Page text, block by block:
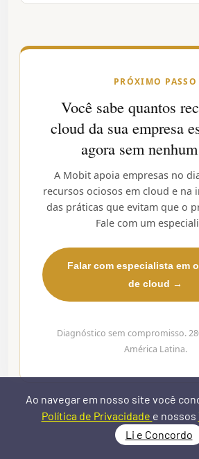
Ao navegar em nosso site você
Política de Privacidade e nossos
Li e Concordo
PRÓXIMO PASSO
Você sabe quantos
cloud da sua empresa
agora sem
A Mobit apoia empresas no
recursos ociosos em cloud e na
das práticas que evitam que o
Fale com um
Falar com especialista em
de cloud →
Diagnóstico sem compromisso.
América Latina.